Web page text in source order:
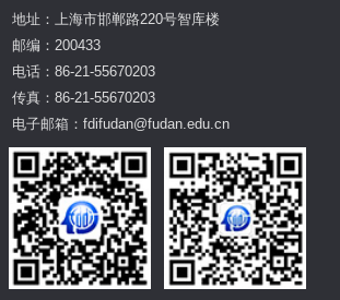
地址：上海市邯郸路220号智库楼
邮编：200433
电话：86-21-55670203
传真：86-21-55670203
电子邮箱：fdifudan@fudan.edu.cn